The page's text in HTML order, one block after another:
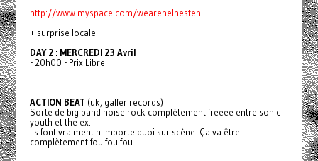
http://www.myspace.com/wearehelhesten
+ surprise locale
DAY 2 : MERCREDI 23 Avril
- 20h00 - Prix Libre
ACTION BEAT (uk, gaffer records)
Sorte de big band noise rock complètement freeee entre sonic
youth et the ex.
Ils font vraiment n'importe quoi sur scène. Ça va être
complètement fou fou fou...